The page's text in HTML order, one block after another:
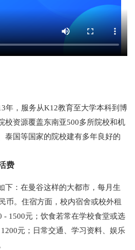
年，服务从K12教育至大学本科到博
校资源覆盖东南亚500多所院校和机
泰国等国家的院校建有多年良好的
费
下：在曼谷这样的大都市，每月生
币。住宿方面，校内宿舍或校外租
- 1500元；饮食若常在学校食堂或选
元；日常交通、学习资料、娱乐